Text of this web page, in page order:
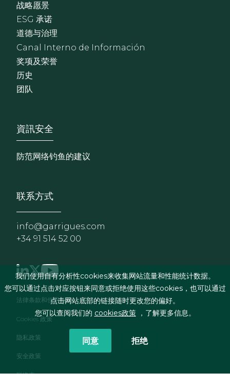
战略愿景
ESG 承诺
道德与治理
Canal Interno de Información
奖项及荣誉
历史
团队
Footer - Extranet y
資訊安全
防范网络钓鱼的建议
联系方式
info@garrigues.com
+34 91 514 52 00
页脚菜单
法律条款和使用条件
Cookies 政策
隐私政策
安全政策
联络表
我们使用自有分析性cookies来收集网站流量和性能统计数据。
您可以通过点击对应按钮来同意或拒绝使用这些cookies，也可以通过
点击网站底部的链接随时更改您的偏好。
您可以查阅我们的 cookies政策，了解更多信息。
同意 拒绝